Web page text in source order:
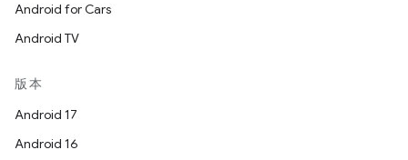
Android for Cars
Android TV
版本
Android 17
Android 16